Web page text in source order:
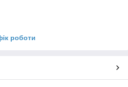
роботи